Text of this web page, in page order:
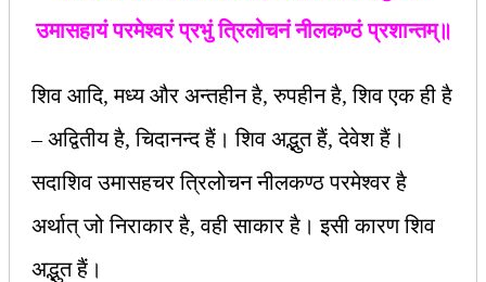
उमासहायं परमेश्‍वरं प्रभुं त्रिलोचनं नीलकण्ठं प्रशान्तम्॥
शिव आदि, मध्य और अन्तहीन है, रुपहीन है, शिव एक ही है
– अद्वितीय है, चिदानन्द हैं। शिव अद्भुत हैं, देवेश हैं।
सदाशिव उमासहचर त्रिलोचन नीलकण्ठ परमेश्‍वर है
अर्थात् जो निराकार है, वही साकार है। इसी कारण शिव
अद्भुत हैं।